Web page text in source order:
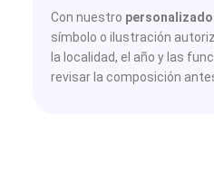
Con nuestro
símbolo o ilustración
la localidad, el año y las
revisar la composición